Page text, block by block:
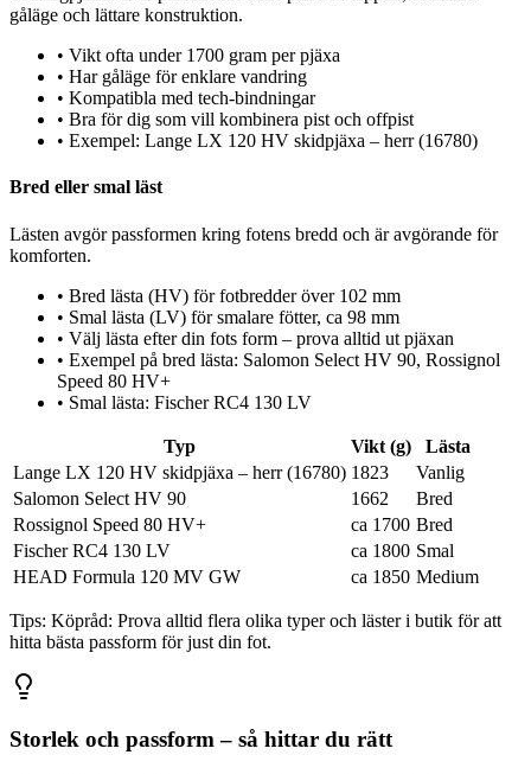
gåläge och lättare konstruktion.
• Vikt ofta under 1700 gram per pjäxa
• Har gåläge för enklare vandring
• Kompatibla med tech-bindningar
• Bra för dig som vill kombinera pist och offpist
• Exempel: Lange LX 120 HV skidpjäxa – herr (16780)
Bred eller smal läst
Lästen avgör passformen kring fotens bredd och är avgörande för
komforten.
• Bred lästa (HV) för fotbredder över 102 mm
• Smal lästa (LV) för smalare fötter, ca 98 mm
• Välj lästa efter din fots form – prova alltid ut pjäxan
• Exempel på bred lästa: Salomon Select HV 90, Rossignol
Speed 80 HV+
• Smal lästa: Fischer RC4 130 LV
Typ Vikt (g)
Lästa
Lange LX 120 HV skidpjäxa – herr (16780) 1823
Vanlig
Salomon Select HV 90
1662
Bred
Rossignol Speed 80 HV+
ca 1700 Bred
Fischer RC4 130 LV
ca 1800 Smal
HEAD Formula 120 MV GW
ca 1850 Medium
Tips: Köpråd: Prova alltid flera olika typer och läster i butik för att
hitta bästa passform för just din fot.
Storlek och passform – så hittar du rätt